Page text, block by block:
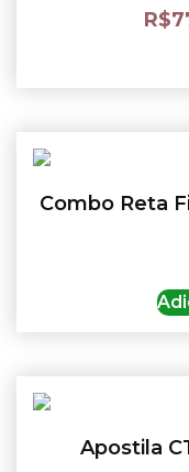
R$
Combo Reta
Apostila